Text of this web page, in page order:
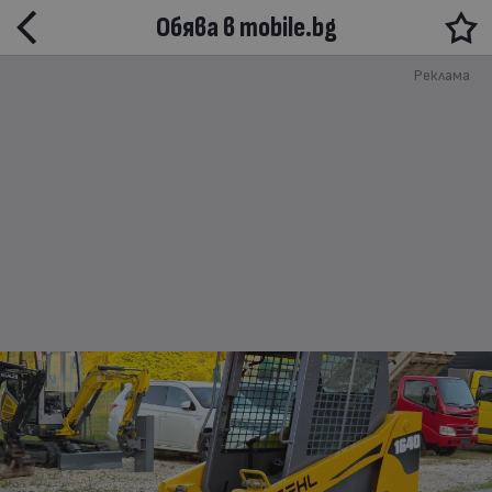
Обява в mobile.bg
Реклама